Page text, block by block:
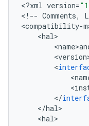
<?xml version=
< ! -- Comments,
<compatibility-
<hal>
<name>
<version
<
<
<
</
</hal>
<hal>